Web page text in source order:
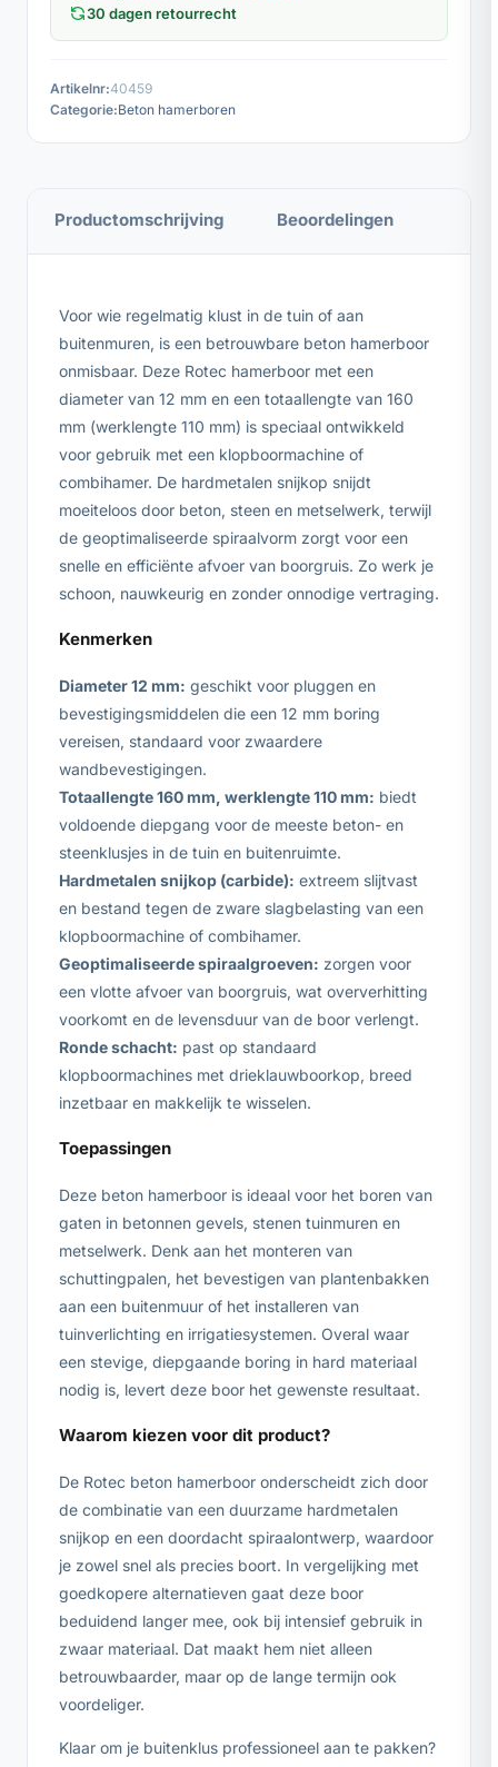
30 dagen retourrecht
Artikelnr:40459
Categorie:Beton hamerboren
Productomschrijving Beoordelingen
Voor wie regelmatig klust in de tuin of aan
buitenmuren, is een betrouwbare beton hamerboor
onmisbaar. Deze Rotec hamerboor met een
diameter van 12 mm en een totaallengte van 160
mm (werklengte 110 mm) is speciaal ontwikkeld
voor gebruik met een klopboormachine of
combihamer. De hardmetalen snijkop snijdt
moeiteloos door beton, steen en metselwerk, terwijl
de geoptimaliseerde spiraalvorm zorgt voor een
snelle en efficiënte afvoer van boorgruis. Zo werk je
schoon, nauwkeurig en zonder onnodige vertraging.
Kenmerken
Diameter 12 mm: geschikt voor pluggen en
bevestigingsmiddelen die een 12 mm boring
vereisen, standaard voor zwaardere
wandbevestigingen.
Totaallengte 160 mm, werklengte 110 mm: biedt
voldoende diepgang voor de meeste beton- en
steenklusjes in de tuin en buitenruimte.
Hardmetalen snijkop (carbide): extreem slijtvast
en bestand tegen de zware slagbelasting van een
klopboormachine of combihamer.
Geoptimaliseerde spiraalgroeven: zorgen voor
een vlotte afvoer van boorgruis, wat oververhitting
voorkomt en de levensduur van de boor verlengt.
Ronde schacht: past op standaard
klopboormachines met drieklauwboorkop, breed
inzetbaar en makkelijk te wisselen.
Toepassingen
Deze beton hamerboor is ideaal voor het boren van
gaten in betonnen gevels, stenen tuinmuren en
metselwerk. Denk aan het monteren van
schuttingpalen, het bevestigen van plantenbakken
aan een buitenmuur of het installeren van
tuinverlichting en irrigatiesystemen. Overal waar
een stevige, diepgaande boring in hard materiaal
nodig is, levert deze boor het gewenste resultaat.
Waarom kiezen voor dit product?
De Rotec beton hamerboor onderscheidt zich door
de combinatie van een duurzame hardmetalen
snijkop en een doordacht spiraalontwerp, waardoor
je zowel snel als precies boort. In vergelijking met
goedkopere alternatieven gaat deze boor
beduidend langer mee, ook bij intensief gebruik in
zwaar materiaal. Dat maakt hem niet alleen
betrouwbaarder, maar op de lange termijn ook
voordeliger.
Klaar om je buitenklus professioneel aan te pakken?